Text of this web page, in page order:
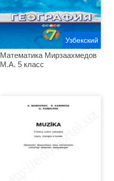
Математика Мирзаахмедов
М.А. 5 класс
Узбекский